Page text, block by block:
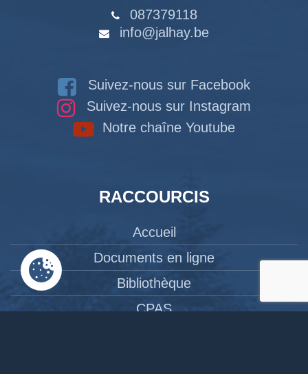
087379118
info@jalhay.be
Suivez-nous sur Facebook
Suivez-nous sur Instagram
Notre chaîne Youtube
RACCOURCIS
Accueil
Documents en ligne
Bibliothèque
CPAS